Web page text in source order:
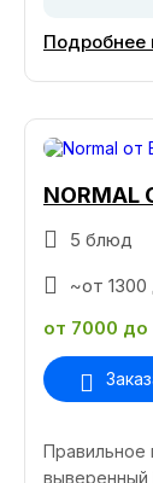
Подробнее
NORMAL
5 блюд
~от 1300
от 7000 до
Правильное
выверенный